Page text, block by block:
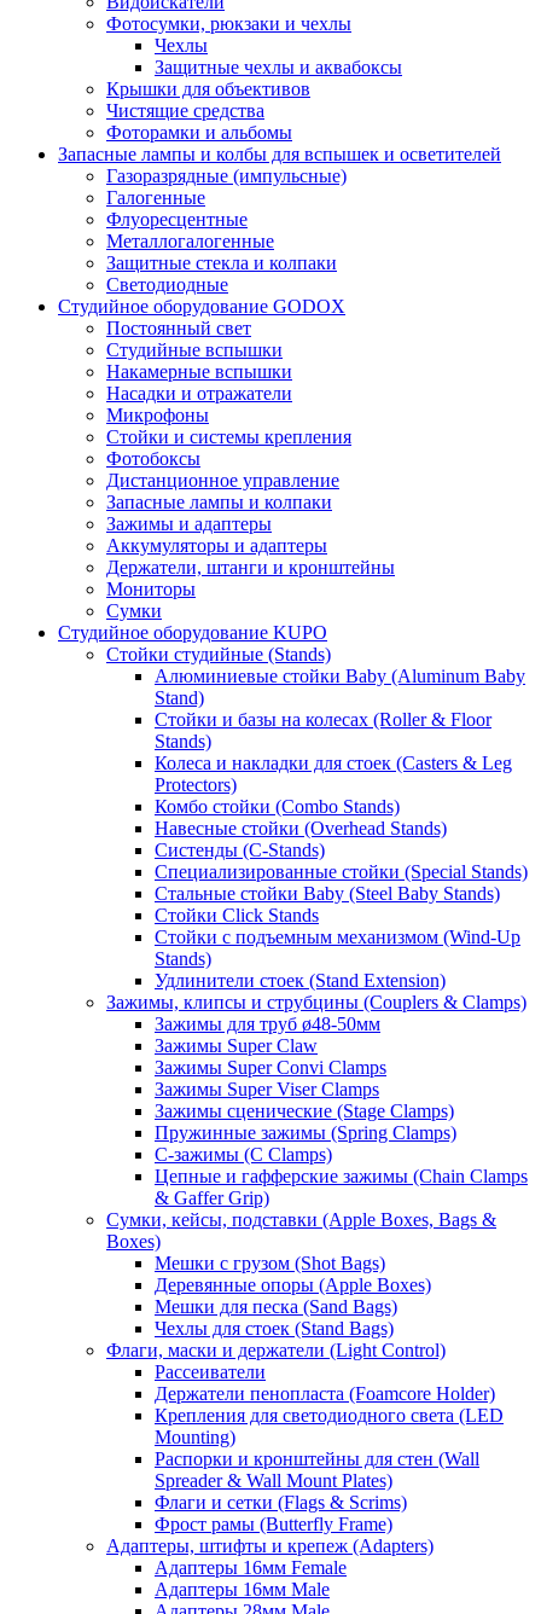
Фотосумки, рюкзаки и чехлы
Чехлы
Защитные чехлы и аквабоксы
Крышки для объективов
Чистящие средства
Фоторамки и альбомы
Запасные лампы и колбы для вспышек и осветителей
Газоразрядные (импульсные)
Галогенные
Флуоресцентные
Металлогалогенные
Защитные стекла и колпаки
Светодиодные
Студийное оборудование GODOX
Постоянный свет
Студийные вспышки
Накамерные вспышки
Насадки и отражатели
Микрофоны
Стойки и системы крепления
Фотобоксы
Дистанционное управление
Запасные лампы и колпаки
Зажимы и адаптеры
Аккумуляторы и адаптеры
Держатели, штанги и кронштейны
Мониторы
Сумки
Студийное оборудование KUPO
Стойки студийные (Stands)
Алюминиевые стойки Baby (Aluminum Baby
Stand)
Стойки и базы на колесах (Roller & Floor
Stands)
Колеса и накладки для стоек (Casters & Leg
Protectors)
Комбо стойки (Combo Stands)
Навесные стойки (Overhead Stands)
Систенды (C-Stands)
Специализированные стойки (Special Stands)
Стальные стойки Baby (Steel Baby Stands)
Стойки Click Stands
Стойки с подъемным механизмом (Wind-Up
Stands)
Удлинители стоек (Stand Extension)
Зажимы, клипсы и струбцины (Couplers & Clamps)
Зажимы для труб ø48-50мм
Зажимы Super Claw
Зажимы Super Convi Clamps
Зажимы Super Viser Clamps
Зажимы сценические (Stage Clamps)
Пружинные зажимы (Spring Clamps)
С-зажимы (C Clamps)
Цепные и гафферские зажимы (Chain Clamps
& Gaffer Grip)
Сумки, кейсы, подставки (Apple Boxes, Bags &
Boxes)
Мешки с грузом (Shot Bags)
Деревянные опоры (Apple Boxes)
Мешки для песка (Sand Bags)
Чехлы для стоек (Stand Bags)
Флаги, маски и держатели (Light Control)
Рассеиватели
Держатели пенопласта (Foamcore Holder)
Крепления для светодиодного света (LED
Mounting)
Распорки и кронштейны для стен (Wall
Spreader & Wall Mount Plates)
Флаги и сетки (Flags & Scrims)
Фрост рамы (Butterfly Frame)
Адаптеры, штифты и крепеж (Adapters)
Адаптеры 16мм Female
Адаптеры 16мм Male